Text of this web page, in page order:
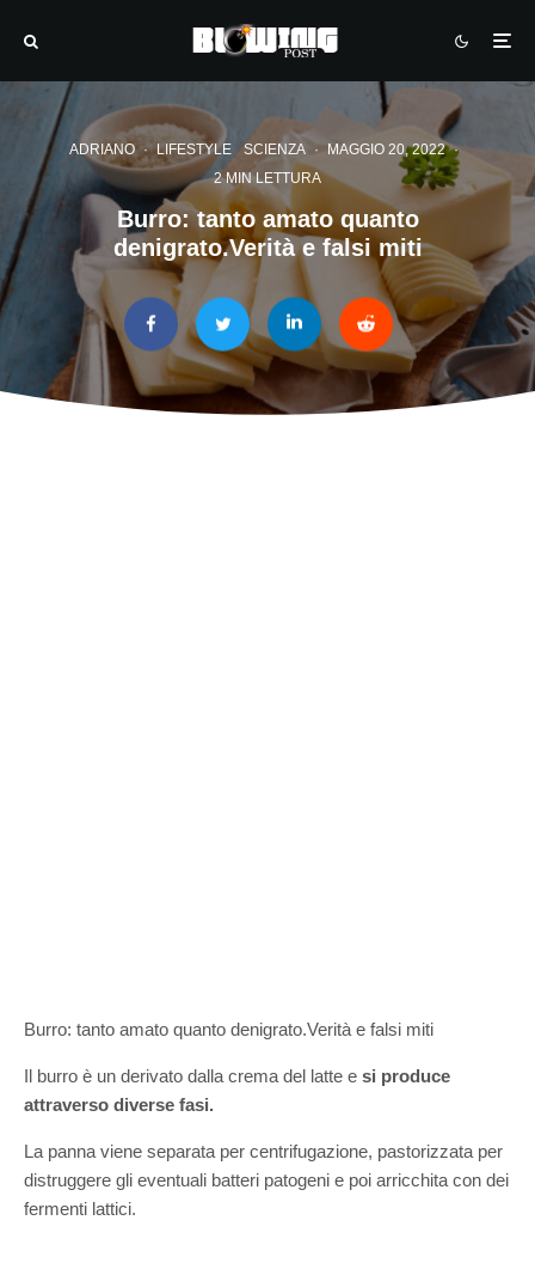
ADRIANO · LIFESTYLE SCIENZA · MAGGIO 20, 2022 ·
2 MIN LETTURA
Burro: tanto amato quanto
denigrato.Verità e falsi miti
Burro: tanto amato quanto denigrato.Verità e falsi miti
Il burro è un derivato dalla crema del latte e si produce
attraverso diverse fasi.
La panna viene separata per centrifugazione, pastorizzata per
distruggere gli eventuali batteri patogeni e poi arricchita con dei
fermenti lattici.